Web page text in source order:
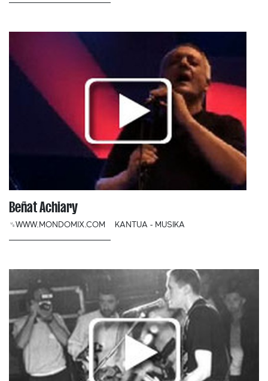
Beñat Achiary
␟WWW.MONDOMIX.COM KANTUA - MUSIKA